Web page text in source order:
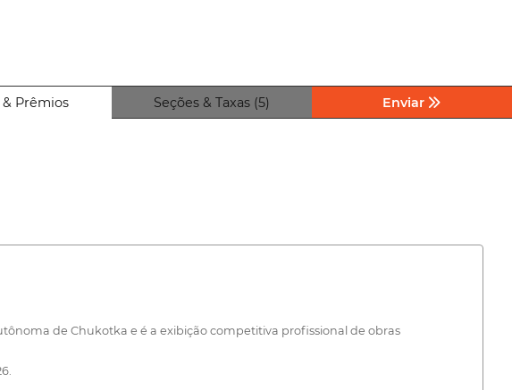
& Prêmios Seções & Taxas (5) Enviar
de Chukotka e é a exibição competitiva profissional de obras